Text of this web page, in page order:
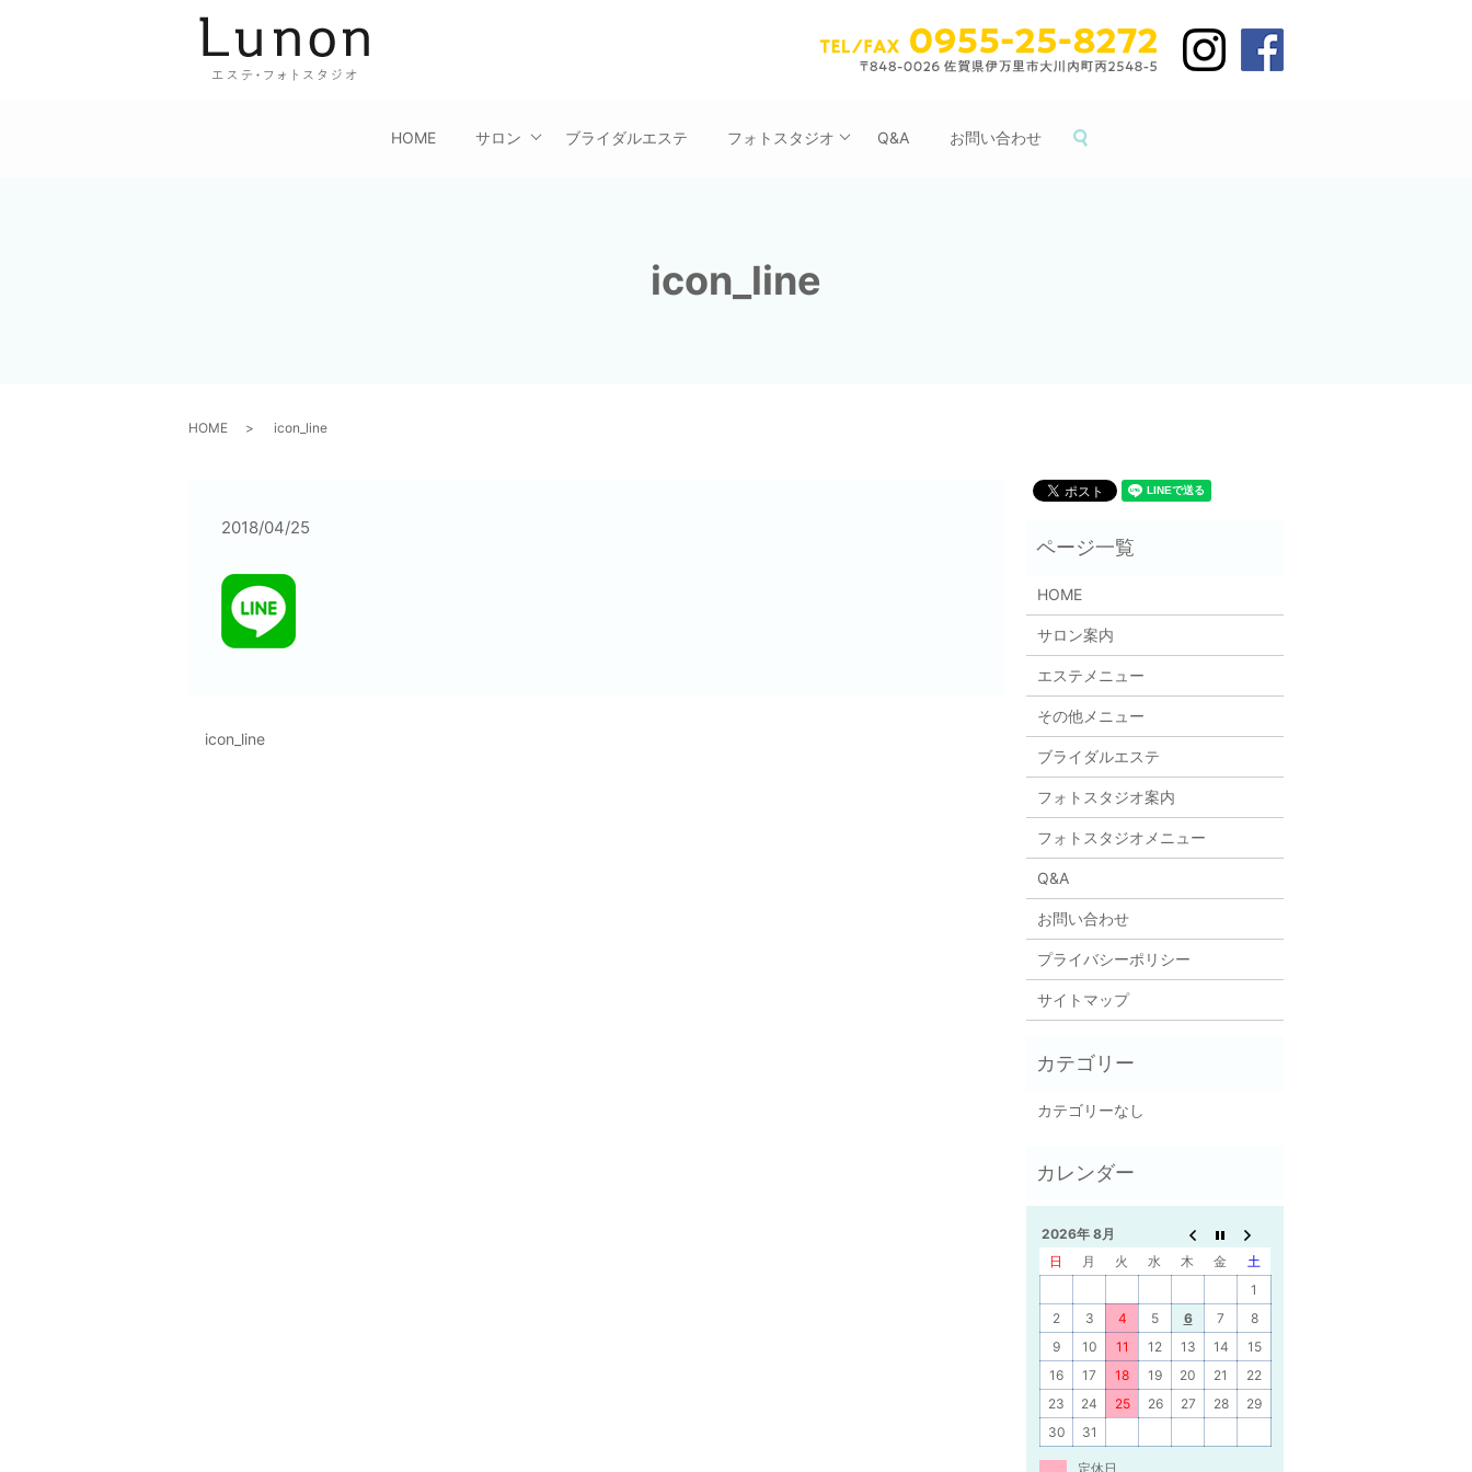
HOME サロン ブライダルエステ フォトスタジオ Q&A お問い合わせ search
icon_line
HOME icon_line
2018/04/25
icon_line
HOME
サロン案内
エステメニュー
その他メニュー
ブライダルエステ
フォトスタジオ案内
フォトスタジオメニュー
Q&A
お問い合わせ
プライバシーポリシー
サイトマップ
カテゴリーなし
2026年 8月
日
月 火 水 木 金
土
1
2
3 4 5 6 7
8
9
10 11 12 13 14
15
16
17 18 19 20 21
22
23
24 25 26 27 28
29
30
31
定休日